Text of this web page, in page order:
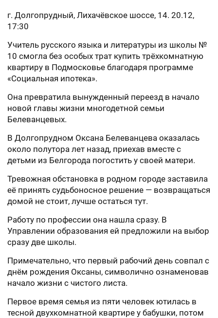
г. Долгопрудный, Лихачёвское шоссе, 14. 20.12,
17:30
Учитель русского языка и литературы из школы №
10 смогла без особых трат купить трёхкомнатную
квартиру в Подмосковье благодаря программе
«Социальная ипотека».
Она превратила вынужденный переезд в начало
новой главы жизни многодетной семьи
Белеванцевых.
В Долгопрудном Оксана Белеванцева оказалась
около полутора лет назад, приехав вместе с
детьми из Белгорода погостить у своей матери.
Тревожная обстановка в родном городе заставила
её принять судьбоносное решение — возвращаться
домой не стоит, лучше остаться тут.
Работу по профессии она нашла сразу. В
Управлении образования ей предложили на выбор
сразу две школы.
Примечательно, что первый рабочий день совпал с
днём рождения Оксаны, символично ознаменовав
начало жизни с чистого листа.
Первое время семья из пяти человек ютилась в
тесной двухкомнатной квартире у бабушки, потом